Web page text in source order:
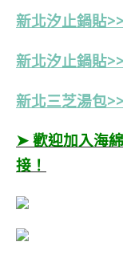
新北汐止鍋貼
新北汐止鍋貼
新北三芝湯包
➤ 歡迎加入海
接！